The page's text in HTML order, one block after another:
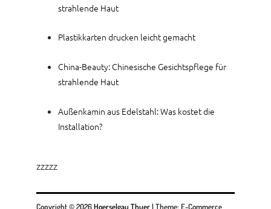
strahlende Haut
Plastikkarten drucken leicht gemacht
China-Beauty: Chinesische Gesichtspflege für
strahlende Haut
Außenkamin aus Edelstahl: Was kostet die
Installation?
zzzzz
Copyright © 2026Hoerselgau Thuer|Theme: E-Commerce